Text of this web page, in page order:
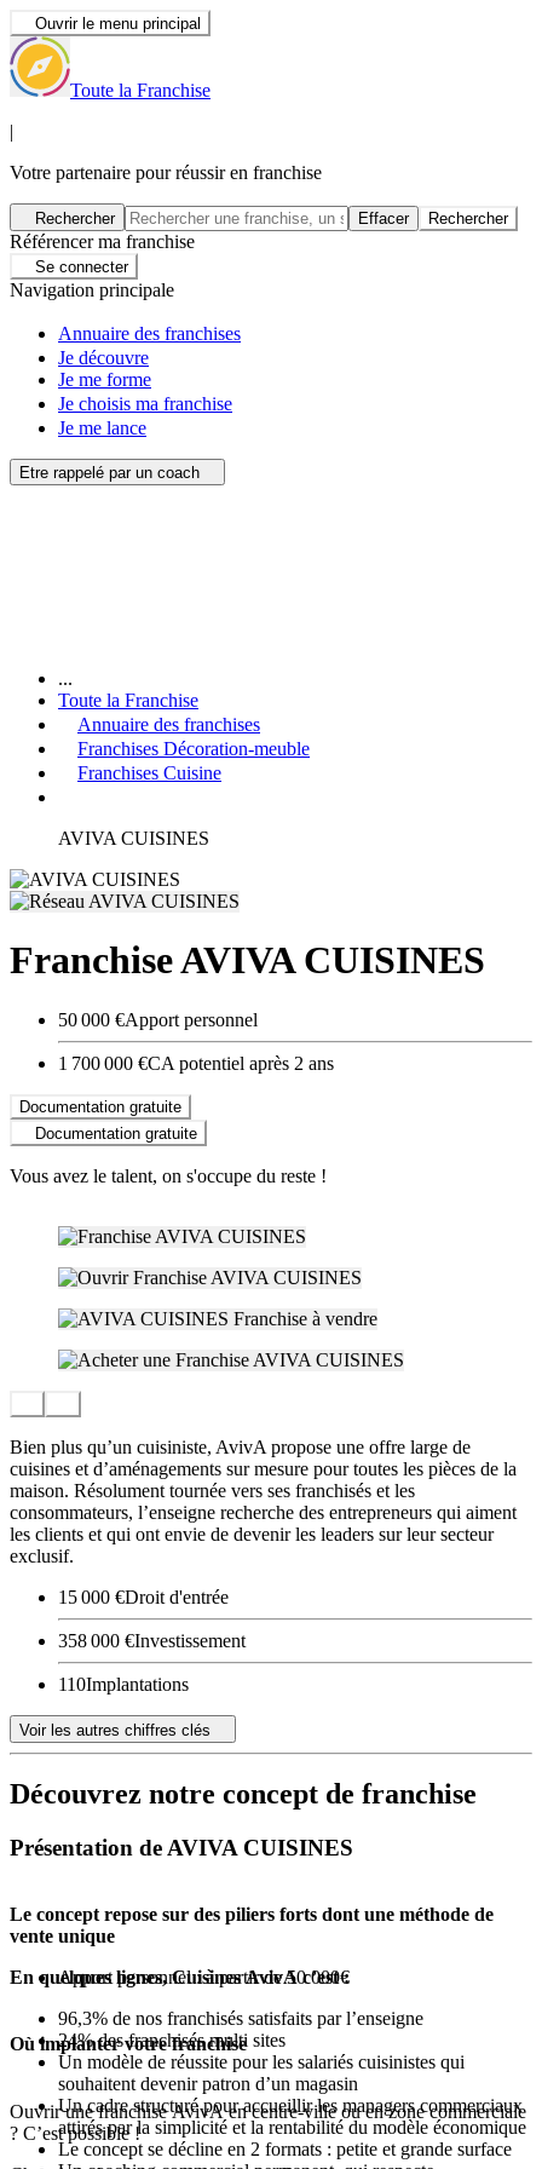
Ouvrir le menu principal
Toute la Franchise
|
Votre partenaire pour réussir en franchise
Rechercher Effacer Rechercher
Référencer ma franchise
Se connecter
Navigation principale
Annuaire des franchises
Je découvre
Je me forme
Je choisis ma franchise
Je me lance
Etre rappelé par un coach
...
Toute la Franchise
Annuaire des franchises
Franchises Décoration-meuble
Franchises Cuisine
AVIVA CUISINES
Franchise AVIVA CUISINES
50 000 €Apport personnel
1 700 000 €CA potentiel après 2 ans
Documentation gratuite
Documentation gratuite
Vous avez le talent, on s'occupe du reste !
Bien plus qu’un cuisiniste, AvivA propose une offre large de
cuisines et d’aménagements sur mesure pour toutes les pièces de la
maison. Résolument tournée vers ses franchisés et les
consommateurs, l’enseigne recherche des entrepreneurs qui aiment
les clients et qui ont envie de devenir les leaders sur leur secteur
exclusif.
15 000 €Droit d'entrée
358 000 €Investissement
110Implantations
Voir les autres chiffres clés
Découvrez notre concept de franchise
Présentation de AVIVA CUISINES
Le concept repose sur des piliers forts dont une méthode de
vente unique
En quelques lignes, Cuisines AvivA c’est :
96,3% de nos franchisés satisfaits par l’enseigne
24% des franchisés multi sites
Un modèle de réussite pour les salariés cuisinistes qui
souhaitent devenir patron d’un magasin
Un cadre structuré pour accueillir les managers commerciaux
attirés par la simplicité et la rentabilité du modèle économique
Le concept se décline en 2 formats : petite et grande surface
Apport personnel : à partir de 50 000€
Où implanter votre franchise
Ouvrir une franchise AvivA en centre-ville ou en zone commerciale
? C’est possible !